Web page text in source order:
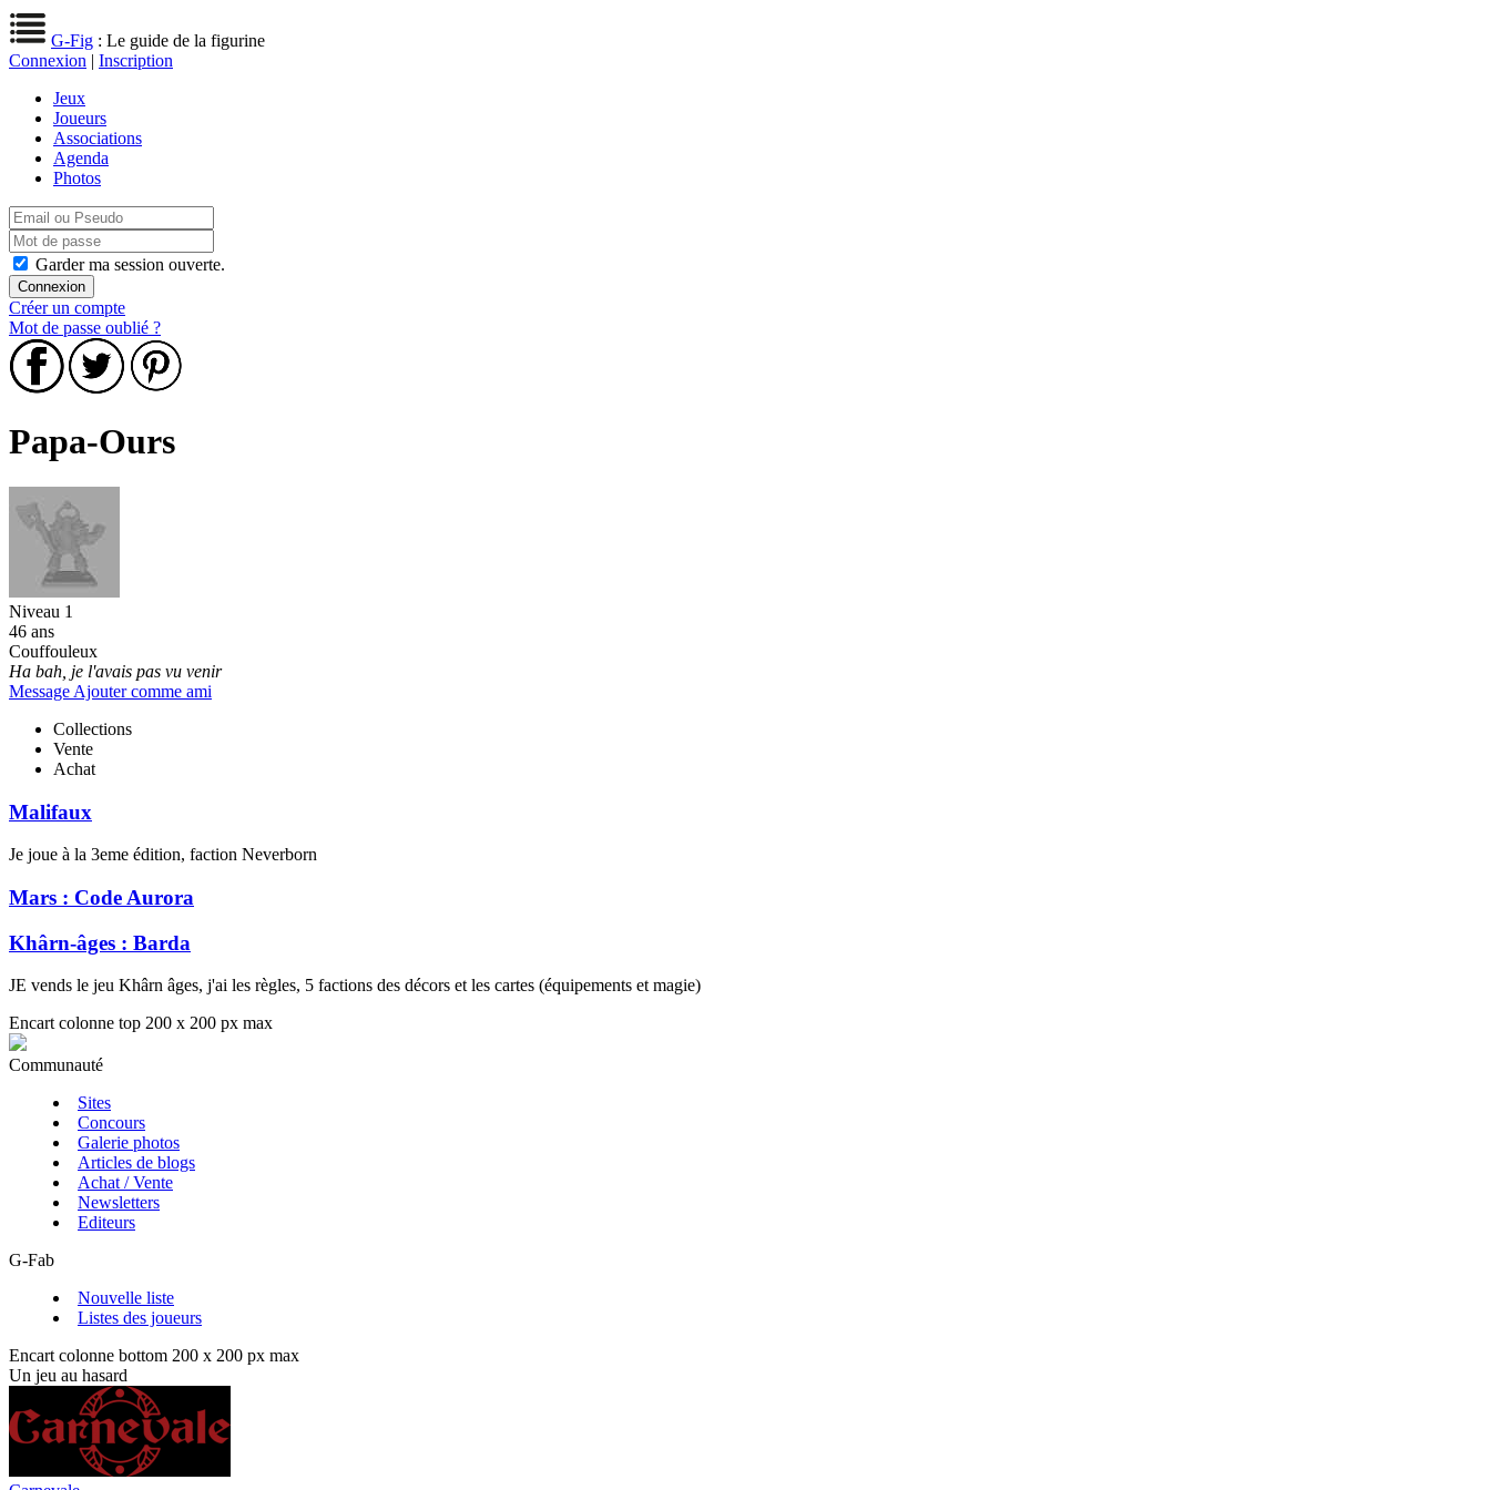
G-Fig : Le guide de la figurine
Connexion | Inscription
Jeux
Joueurs
Associations
Agenda
Photos
Garder ma session ouverte.
Créer un compte
Mot de passe oublié ?
Papa-Ours
Niveau 1
46 ans
Couffouleux
Ha bah, je l'avais pas vu venir
Message Ajouter comme ami
Collections
Vente
Achat
Malifaux
Je joue à la 3eme édition, faction Neverborn
Mars : Code Aurora
Khârn-âges : Barda
JE vends le jeu Khârn âges, j'ai les règles, 5 factions des décors et les cartes (équipements et magie)
Encart colonne top 200 x 200 px max
Communauté
Sites
Concours
Galerie photos
Articles de blogs
Achat / Vente
Newsletters
Editeurs
G-Fab
Nouvelle liste
Listes des joueurs
Encart colonne bottom 200 x 200 px max
Un jeu au hasard